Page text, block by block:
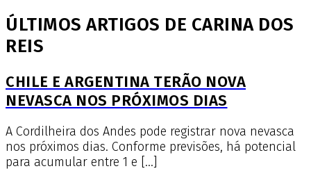
ÚLTIMOS ARTIGOS DE CARINA DOS
REIS
CHILE E ARGENTINA TERÃO NOVA
NEVASCA NOS PRÓXIMOS DIAS
A Cordilheira dos Andes pode registrar nova nevasca
nos próximos dias. Conforme previsões, há potencial
para acumular entre 1 e […]